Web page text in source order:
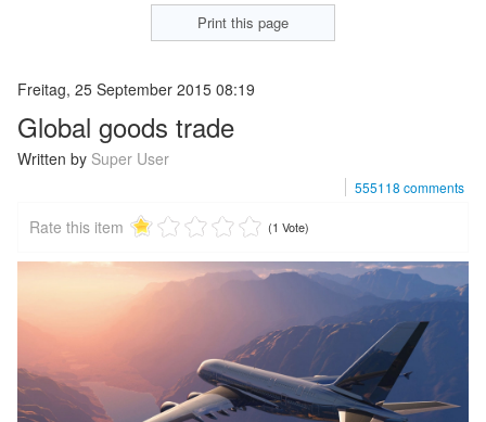
Print this page
Freitag, 25 September 2015 08:19
Global goods trade
Written by Super User
555118 comments
Rate this item (1 Vote)